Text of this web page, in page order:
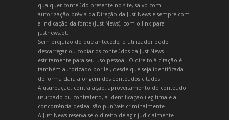
qualquer conteúdo presente no site, salvo com
autorização prévia da Direção da Just News e sempre com
a indicação da fonte (Just News), com o link para
justnews.pt.
Sem prejuízo do que antecede, o utilizador pode
descarregar ou copiar os conteúdos da Just News
estritamente para seu uso pessoal. O direito à citação é
também autorizado por lei, desde que seja identificada
de forma clara a origem dos conteúdos citados.
A usurpação, contrafação, aproveitamento do conteúdo
usurpado ou contrafeito, a identificação ilegítima e a
concorrência desleal são puníveis criminalmente.
A Just News reserva-se o direito de agir judicialmente